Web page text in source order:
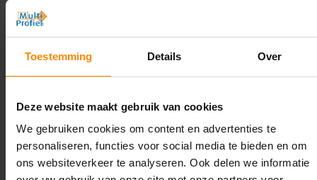
Toestemming Details Over
Deze website maakt gebruik van cookies
We gebruiken cookies om content en advertenties te
personaliseren, functies voor social media te bieden en om
ons websiteverkeer te analyseren. Ook delen we informatie
Montage uitbesteden?
Laat ons het doen!